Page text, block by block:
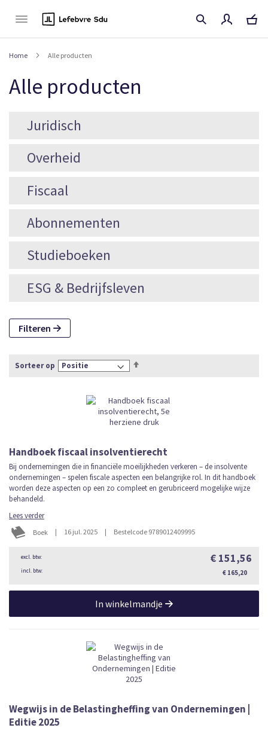
Home Alle producten
Alle producten
Juridisch
Overheid
Fiscaal
Abonnementen
Studieboeken
ESG & Bedrijfsleven
Sorteer op
laag
sorteren
Handboek fiscaal insolventierecht
Bij ondernemingen die in financiële moeilijkheden verkeren – de insolvente
ondernemingen – spelen fiscale aspecten een belangrijke rol. In dit handboek
worden deze aspecten op een zo compleet en gerubriceerd mogelijke wijze
behandeld.
Lees verder
Boek | 16 jul. 2025 | Bestelcode 9789012409995
€ 151,56
€ 165,20
In winkelmandje
Wegwijs in de Belastingheffing van Ondernemingen |
Editie 2025
Filteren